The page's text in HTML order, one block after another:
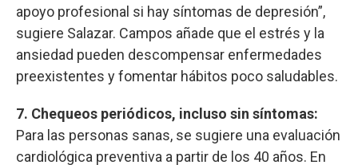
apoyo profesional si hay síntomas de depresión”,
sugiere Salazar. Campos añade que el estrés y la
ansiedad pueden descompensar enfermedades
preexistentes y fomentar hábitos poco saludables.
7. Chequeos periódicos, incluso sin síntomas:
Para las personas sanas, se sugiere una evaluación
cardiológica preventiva a partir de los 40 años. En